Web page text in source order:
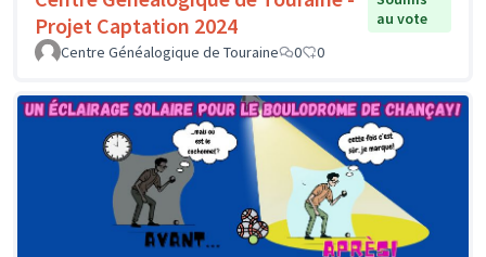
Projet Captation 2024
au vote
Centre Généalogique de Touraine
0 0